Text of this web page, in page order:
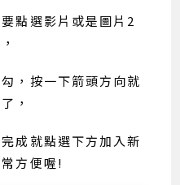
點選影片或是圖片2
，按一下箭頭方向就
，
成就點選下方加入新
方便喔!